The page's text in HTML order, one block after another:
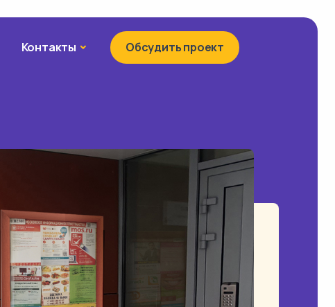
Контакты КонтактыОбсудить проект